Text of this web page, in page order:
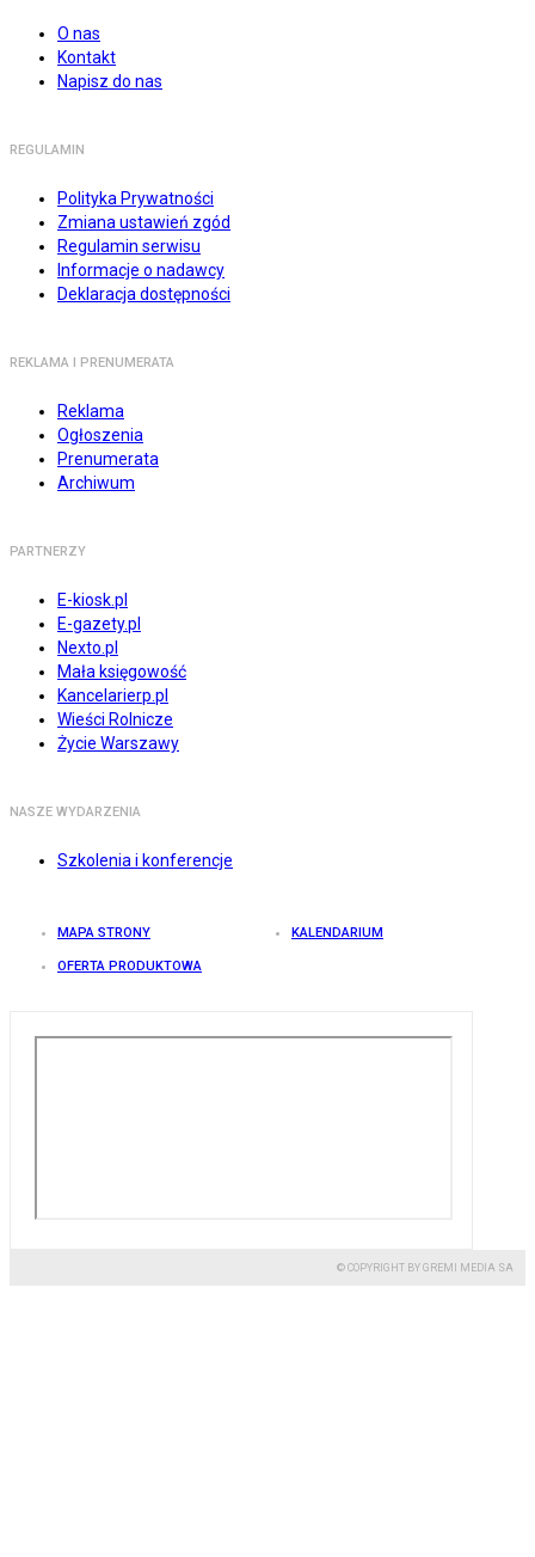
O nas
Kontakt
Napisz do nas
REGULAMIN
Polityka Prywatności
Zmiana ustawień zgód
Regulamin serwisu
Informacje o nadawcy
Deklaracja dostępności
REKLAMA I PRENUMERATA
Reklama
Ogłoszenia
Prenumerata
Archiwum
PARTNERZY
E-kiosk.pl
E-gazety.pl
Nexto.pl
Mała księgowość
Kancelarierp.pl
Wieści Rolnicze
Życie Warszawy
NASZE WYDARZENIA
Szkolenia i konferencje
MAPA STRONY KALENDARIUM
OFERTA PRODUKTOWA
© COPYRIGHT BY GREMI MEDIA SA